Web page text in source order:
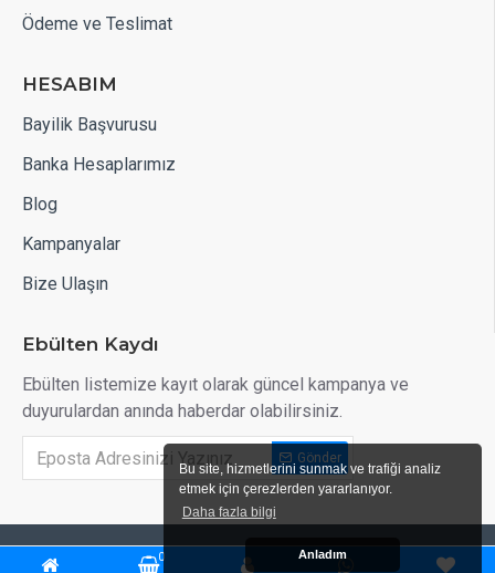
Bu site, hizmetlerini sunmak ve trafiği analiz
etmek için çerezlerden yararlanıyor.
Daha fazla bilgi
Anladım
Ödeme ve Teslimat
HESABIM
Bayilik Başvurusu
Banka Hesaplarımız
Blog
Kampanyalar
Bize Ulaşın
Ebülten Kaydı
Ebülten listemize kayıt olarak güncel kampanya ve
duyurulardan anında haberdar olabilirsiniz.
Gönder
AKRIN KAUCUK @ Copyright Tüm Hakkı Saklıdır |
0